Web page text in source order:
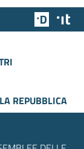
Team
REPUBBLICA